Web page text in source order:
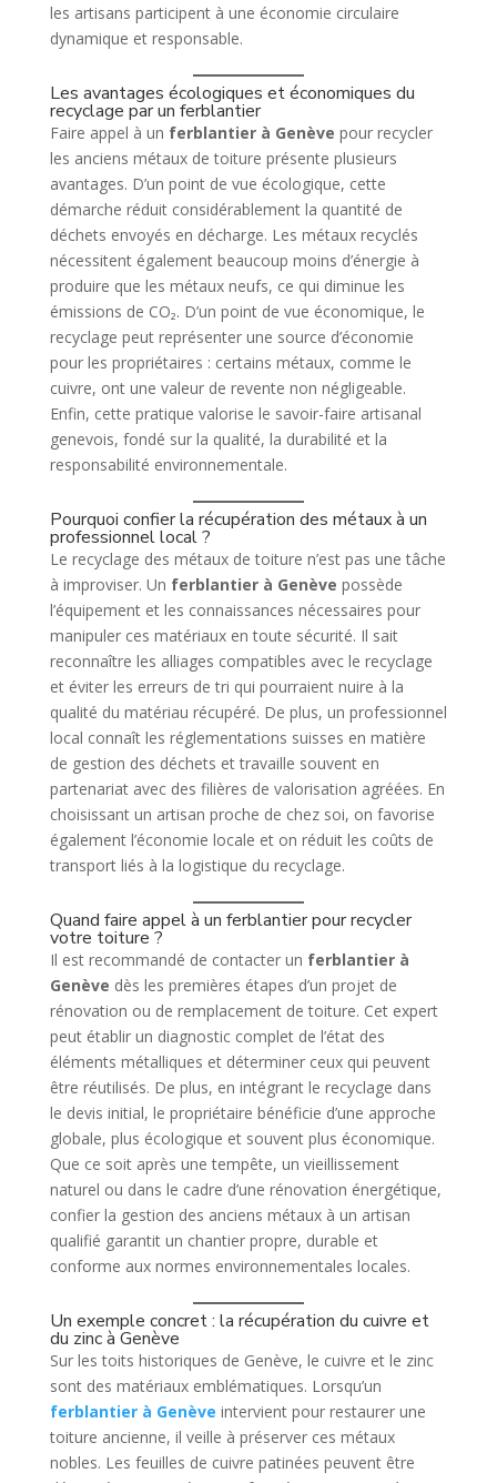
les artisans participent à une économie circulaire
dynamique et responsable.
Les avantages écologiques et économiques du
recyclage par un ferblantier
Faire appel à un ferblantier à Genève pour recycler
les anciens métaux de toiture présente plusieurs
avantages. D’un point de vue écologique, cette
démarche réduit considérablement la quantité de
déchets envoyés en décharge. Les métaux recyclés
nécessitent également beaucoup moins d’énergie à
produire que les métaux neufs, ce qui diminue les
émissions de CO₂. D’un point de vue économique, le
recyclage peut représenter une source d’économie
pour les propriétaires : certains métaux, comme le
cuivre, ont une valeur de revente non négligeable.
Enfin, cette pratique valorise le savoir-faire artisanal
genevois, fondé sur la qualité, la durabilité et la
responsabilité environnementale.
Pourquoi confier la récupération des métaux à un
professionnel local ?
Le recyclage des métaux de toiture n’est pas une tâche
à improviser. Un ferblantier à Genève possède
l’équipement et les connaissances nécessaires pour
manipuler ces matériaux en toute sécurité. Il sait
reconnaître les alliages compatibles avec le recyclage
et éviter les erreurs de tri qui pourraient nuire à la
qualité du matériau récupéré. De plus, un professionnel
local connaît les réglementations suisses en matière
de gestion des déchets et travaille souvent en
partenariat avec des filières de valorisation agréées. En
choisissant un artisan proche de chez soi, on favorise
également l’économie locale et on réduit les coûts de
transport liés à la logistique du recyclage.
Quand faire appel à un ferblantier pour recycler
votre toiture ?
Il est recommandé de contacter un ferblantier à
Genève dès les premières étapes d’un projet de
rénovation ou de remplacement de toiture. Cet expert
peut établir un diagnostic complet de l’état des
éléments métalliques et déterminer ceux qui peuvent
être réutilisés. De plus, en intégrant le recyclage dans
le devis initial, le propriétaire bénéficie d’une approche
globale, plus écologique et souvent plus économique.
Que ce soit après une tempête, un vieillissement
naturel ou dans le cadre d’une rénovation énergétique,
confier la gestion des anciens métaux à un artisan
qualifié garantit un chantier propre, durable et
conforme aux normes environnementales locales.
Un exemple concret : la récupération du cuivre et
du zinc à Genève
Sur les toits historiques de Genève, le cuivre et le zinc
sont des matériaux emblématiques. Lorsqu’un
ferblantier à Genève intervient pour restaurer une
toiture ancienne, il veille à préserver ces métaux
nobles. Les feuilles de cuivre patinées peuvent être